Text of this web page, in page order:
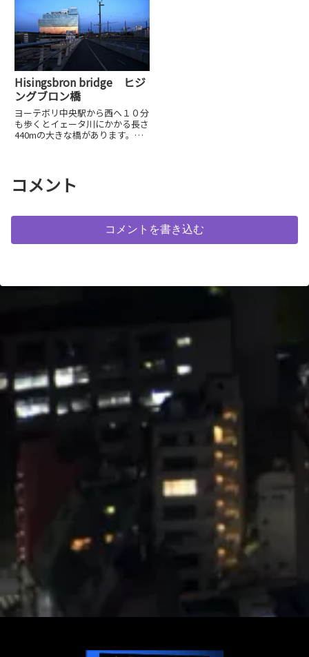
Hisingsbron bridge ヒジ
ングブロン橋
ヨーテボリ中央駅から西へ１０分
も歩くとイェータ川にかかる長さ
440mの大きな橋があります。こ
すことができます。
コメント
コメントを書き込む